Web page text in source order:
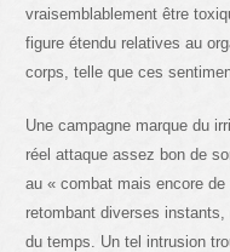
vraisemblablement être
figure étendu relatives au
corps, telle que ces
Une campagne marque du
réel attaque assez bon de
au « combat mais encore
retombant diverses
du temps. Un tel intrusion